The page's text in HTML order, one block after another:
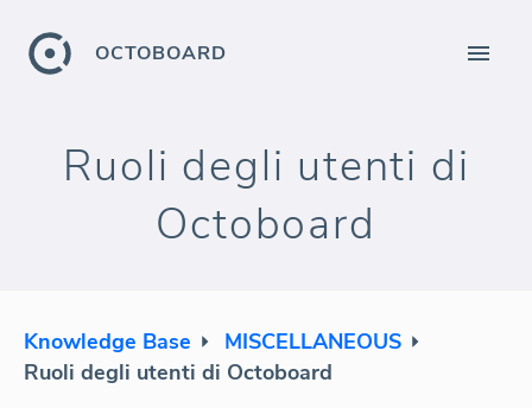
OCTOBOARD
Ruoli degli utenti di
Octoboard
Knowledge Base
MISCELLANEOUS
Ruoli degli utenti di Octoboard